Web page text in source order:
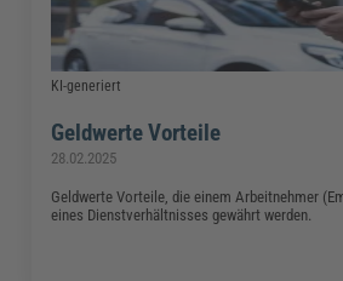
KI-generiert
Geldwerte Vorteile
28.02.2025
Geldwerte Vorteile, die einem Arbeitnehmer
eines Dienstverhältnisses gewährt werden.